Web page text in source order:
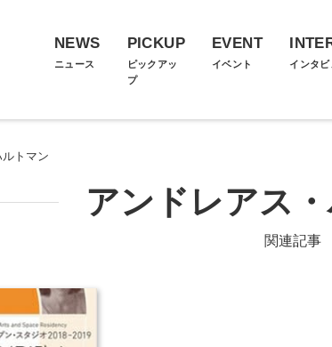
NEWS
ニュース
PICKUP
ピックアッ
プ
EVENT
イベント インタビ
トマン
アンドレアス
関連記事